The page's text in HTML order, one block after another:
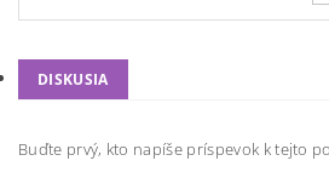
DISKUSIA
Buďte prvý, kto napíše príspevok k tejto